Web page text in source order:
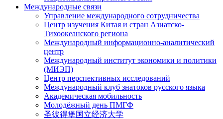
Международные связи
Управление международного сотрудничества
Центр изучения Китая и стран Азиатско-
Тихоокеанского региона
Международный информационно-аналитический
центр
Международный институт экономики и политики
(МИЭП)
Центр перспективных исследований
Международный клуб знатоков русского языка
Академическая мобильность
Молодёжный день ПМГФ
圣彼得堡国立经济大学